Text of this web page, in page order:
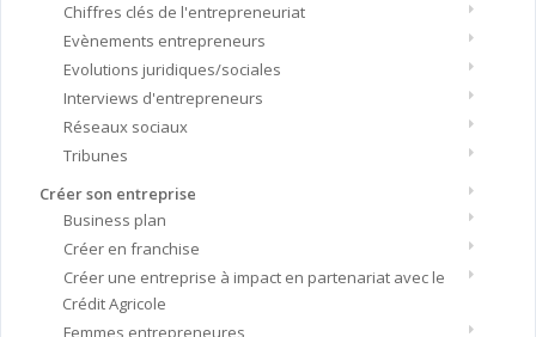
Chiffres clés de l'entrepreneuriat
Evènements entrepreneurs
Evolutions juridiques/sociales
Interviews d'entrepreneurs
Réseaux sociaux
Tribunes
Créer son entreprise
Business plan
Créer en franchise
Créer une entreprise à impact en partenariat avec le
Crédit Agricole
Femmes entrepreneures